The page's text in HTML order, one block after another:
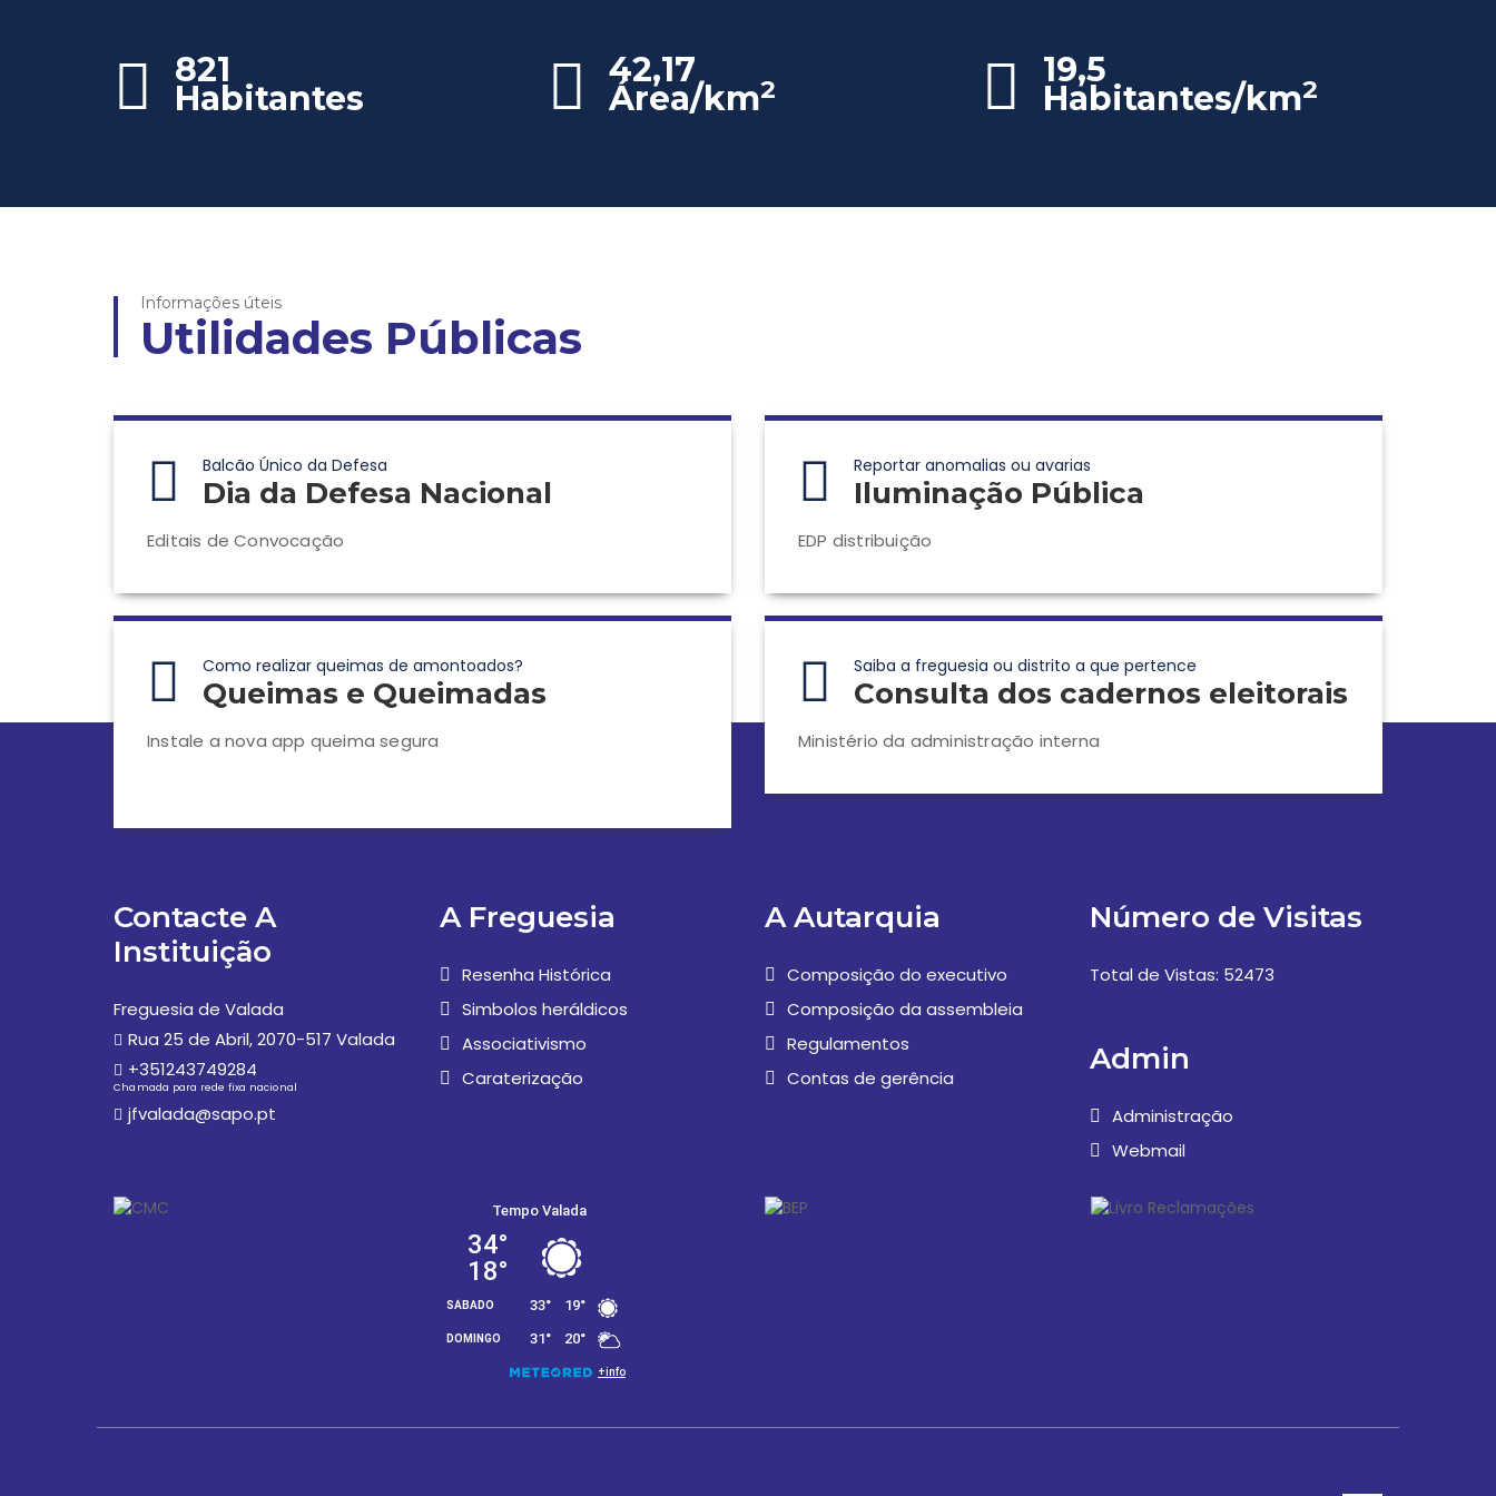
821
Habitantes
42,17
Área/km2 19,5
Habitantes/km2
Informações úteis
Utilidades Públicas
Balcão Único da Defesa
Dia da Defesa Nacional
Editais de Convocação
Reportar anomalias ou avarias
Iluminação Pública
EDP distribuição
Como realizar queimas de amontoados?
Queimas e Queimadas
Instale a nova app queima segura
Saiba a freguesia ou distrito a que pertence
Consulta dos cadernos eleitorais
Ministério da administração interna
Contacte A
Instituição
Freguesia de Valada
Rua 25 de Abril, 2070-517 Valada
+351243749284
Chamada para rede fixa nacional
jfvalada@sapo.pt
A Freguesia
Resenha Histórica
Simbolos heráldicos
Associativismo
Caraterização
A Autarquia
Composição do executivo
Composição da assembleia
Regulamentos
Contas de gerência
Número de Visitas
Total de Vistas: 52473
Admin
Administração
Webmail